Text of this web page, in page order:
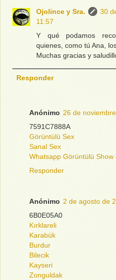
Ojolince y Sra.
30
11:57
Y qué podamos
quienes, como tú Ana,
Muchas gracias y
Responder
Anónimo 26 de
7591C7888A
Görüntülü Sex
Sanal Sex
Whatsapp Görüntülü Show
Responder
Anónimo 2 de agosto de
6B0E05A0
Kırklareli
Karabük
Burdur
Bilecik
Kayseri
Zonguldak